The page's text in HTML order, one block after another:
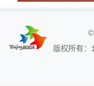
©
版权所有：